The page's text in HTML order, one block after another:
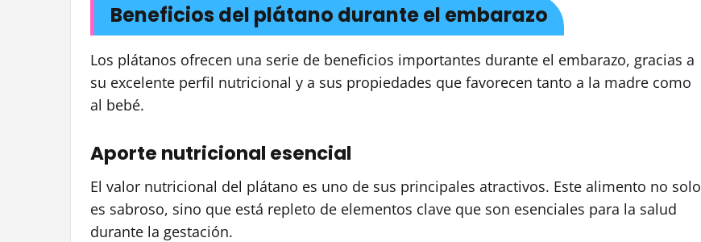
Beneficios del plátano durante el embarazo
Los plátanos ofrecen una serie de beneficios importantes durante el embarazo, gracias a
su excelente perfil nutricional y a sus propiedades que favorecen tanto a la madre como
al bebé.
Aporte nutricional esencial
El valor nutricional del plátano es uno de sus principales atractivos. Este alimento no solo
es sabroso, sino que está repleto de elementos clave que son esenciales para la salud
durante la gestación.